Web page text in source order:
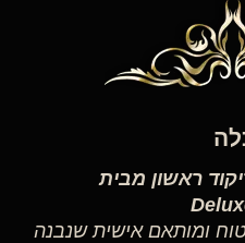
ראשון מבית
ומותאם אישית שנבנה